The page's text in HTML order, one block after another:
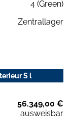
4 (Green)
Zentrallager
S l
56.349,00 €
ausweisbar